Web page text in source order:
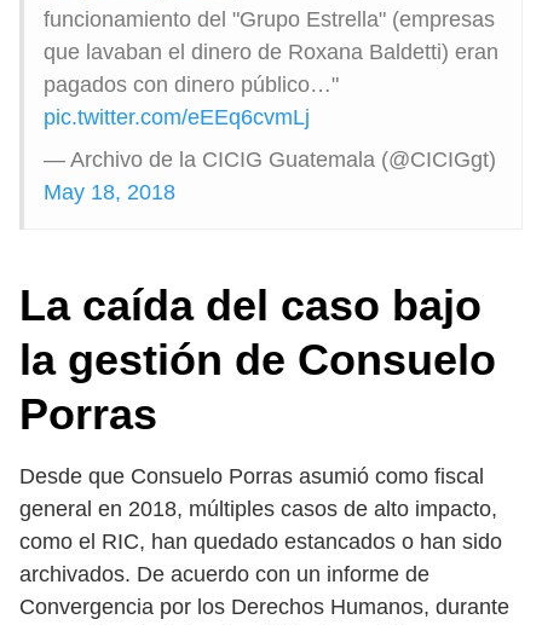
funcionamiento del "Grupo Estrella" (empresas
que lavaban el dinero de Roxana Baldetti) eran
pagados con dinero público…"
pic.twitter.com/eEEq6cvmLj
— Archivo de la CICIG Guatemala (@CICIGgt)
May 18, 2018
La caída del caso bajo
la gestión de Consuelo
Porras
Desde que Consuelo Porras asumió como fiscal
general en 2018, múltiples casos de alto impacto,
como el RIC, han quedado estancados o han sido
archivados. De acuerdo con un informe de
Convergencia por los Derechos Humanos, durante